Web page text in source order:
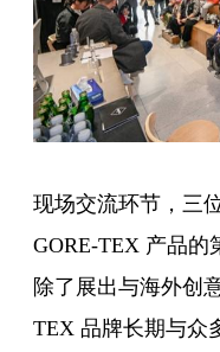
现场交流环节，三
GORE-TEX 产品的
除了展出与海外创
TEX 品牌长期与众